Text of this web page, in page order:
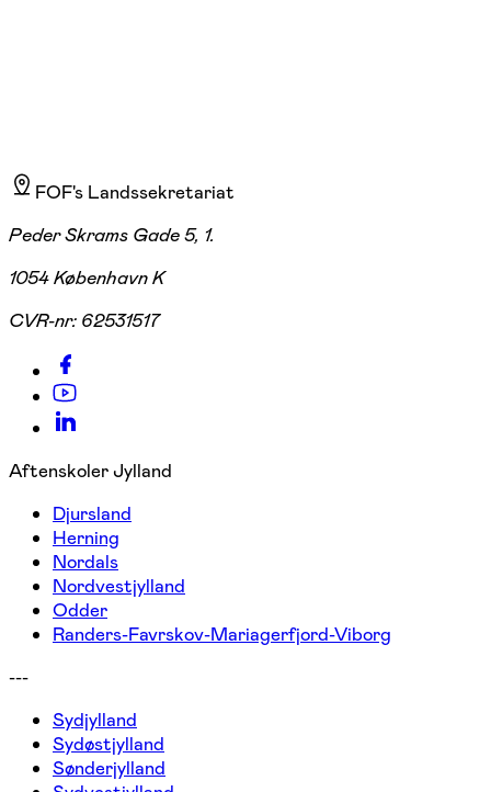
FOF's Landssekretariat
Peder Skrams Gade 5, 1.
1054 København K
CVR-nr: 62531517
Aftenskoler Jylland
Djursland
Herning
Nordals
Nordvestjylland
Odder
Randers-Favrskov-Mariagerfjord-Viborg
---
Sydjylland
Sydøstjylland
Sønderjylland